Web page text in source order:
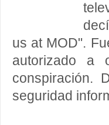
us at MOD".
autorizado a
conspiración.
seguridad